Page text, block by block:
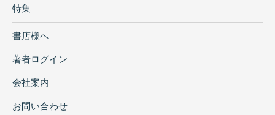
特集
書店様へ
著者ログイン
会社案内
お問い合わせ